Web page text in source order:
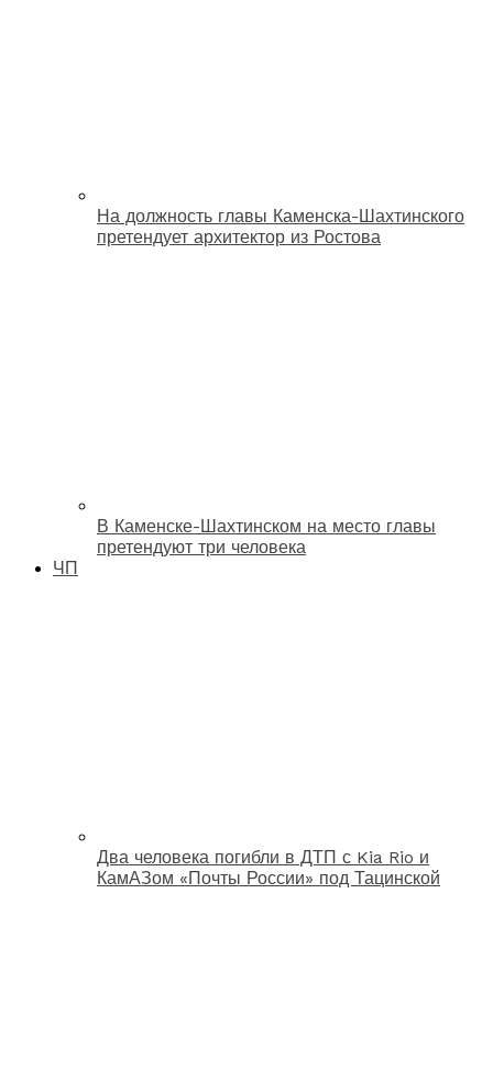
На должность главы Каменска-Шахтинского
претендует архитектор из Ростова
В Каменске-Шахтинском на место главы
претендуют три человека
ЧП
Два человека погибли в ДТП с Kia Rio и
КамАЗом «Почты России» под Тацинской